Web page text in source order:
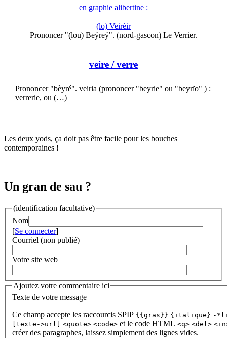
en graphie alibertine :
(lo) Veirèir
Prononcer "(lou) Beÿreÿ". (nord-gascon) Le Verrier.
veire / verre
Prononcer "bèyré". veiria (prononcer "beyrie" ou "beyrïo" ) :
verrerie, ou (…)
Les deux yods, ça doit pas être facile pour les bouches
contemporaines !
Un gran de sau ?
(identification facultative)
Nom
[Se connecter]
Courriel (non publié)
Votre site web
Ajoutez votre commentaire ici
Texte de votre message
Ce champ accepte les raccourcis SPIP {{gras}} {italique} -
[texte->url]
<quote> <code> et le code HTML <q> <del>
créer des paragraphes, laissez simplement des lignes vides.